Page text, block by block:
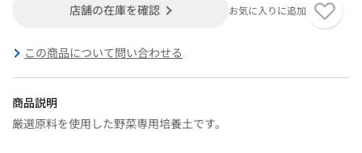
店舗の在庫を確認 お気に入りに追加
この商品について問い合わせる
商品説明
厳選原料を使用した野菜専用培養土です。